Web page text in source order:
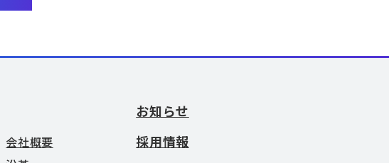
会社概要
お知らせ
採用情報